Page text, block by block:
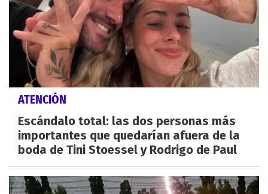
ATENCIÓN
Escándalo total: las dos personas más
importantes que quedarían afuera de la
boda de Tini Stoessel y Rodrigo de Paul